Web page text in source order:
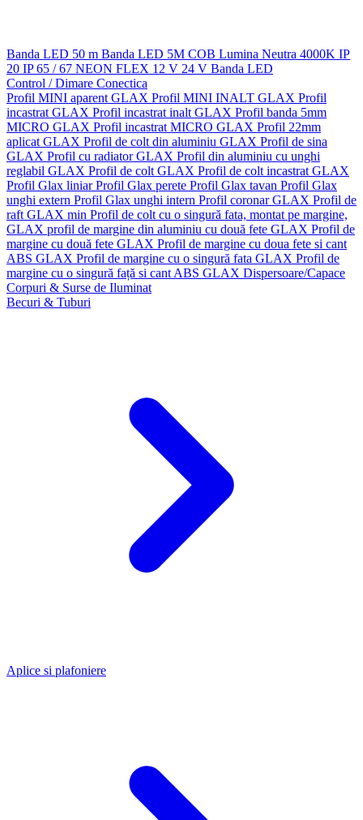
Banda LED 50 m Banda LED 5M COB Lumina Neutra 4000K IP
20 IP 65 / 67 NEON FLEX 12 V 24 V Banda LED
Control / Dimare Conectica
Profil MINI aparent GLAX Profil MINI INALT GLAX Profil
incastrat GLAX Profil incastrat inalt GLAX Profil banda 5mm
MICRO GLAX Profil incastrat MICRO GLAX Profil 22mm
aplicat GLAX Profil de colt din aluminiu GLAX Profil de sina
GLAX Profil cu radiator GLAX Profil din aluminiu cu unghi
reglabil GLAX Profil de colt GLAX Profil de colt incastrat GLAX
Profil Glax liniarProfil Glax perete Profil Glax tavan Profil Glax
unghi extern Profil Glax unghi intern Profil coronar GLAX Profil de
raft GLAX min Profil de colt cu o singură fata, montat pe margine,
GLAX profil de margine din aluminiu cu două fete GLAX Profil de
margine cu două fete GLAX Profil de margine cu doua fete si cant
ABS GLAX Profil de margine cu o singură fata GLAX Profil de
margine cu o singură față si cant ABS GLAX Dispersoare/Capace
Corpuri & Surse de Iluminat
Becuri & Tuburi
Aplice si plafoniere